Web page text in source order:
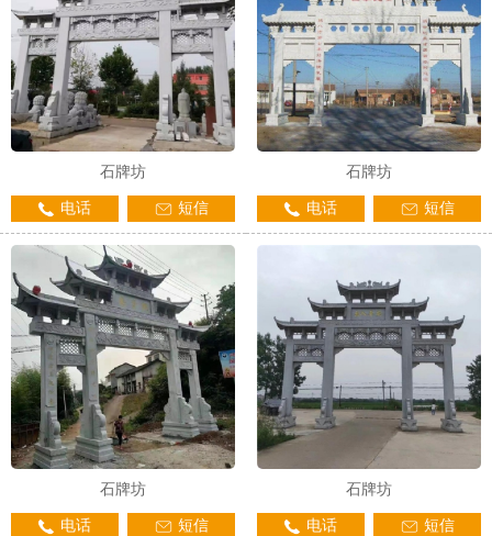
1 3
石牌坊
电话 短信
石牌坊
电话 短信
石牌坊
电话 短信
石牌坊
电话 短信